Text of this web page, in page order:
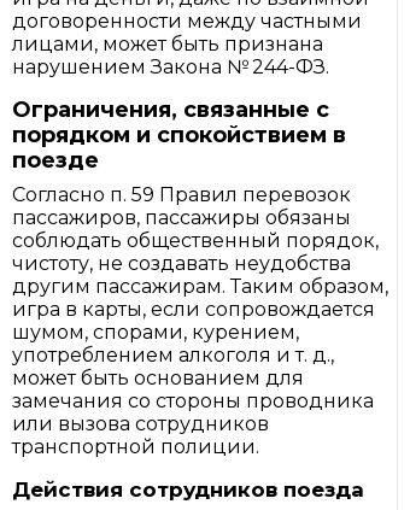
договоренности между частными
лицами, может быть признана
нарушением Закона № 244-ФЗ.
Ограничения, связанные с
порядком и спокойствием в
поезде
Согласно п. 59 Правил перевозок
пассажиров, пассажиры обязаны
соблюдать общественный порядок,
чистоту, не создавать неудобства
другим пассажирам. Таким образом,
игра в карты, если сопровождается
шумом, спорами, курением,
употреблением алкоголя и т. д.,
может быть основанием для
замечания со стороны проводника
или вызова сотрудников
транспортной полиции.
Действия сотрудников поезда